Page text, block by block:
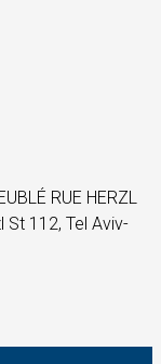
RUE HERZL
St 112, Tel Aviv-